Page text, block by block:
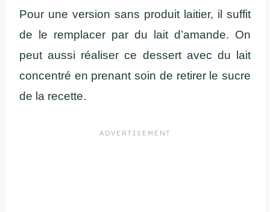
Pour une version sans produit laitier, il suffit
de le remplacer par du lait d’amande. On
peut aussi réaliser ce dessert avec du lait
concentré en prenant soin de retirer le sucre
de la recette.